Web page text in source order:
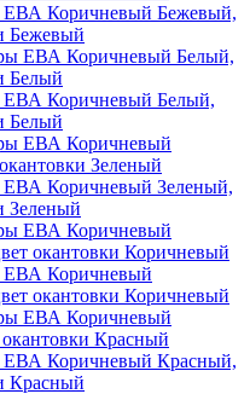
ЕВА Коричневый Бежевый,
Бежевый
ЕВА Коричневый Белый,
Белый
Коричневый Зеленый,
Зеленый
ЕВА Коричневый
окантовки Коричневый
ЕВА Коричневый Красный,
Красный